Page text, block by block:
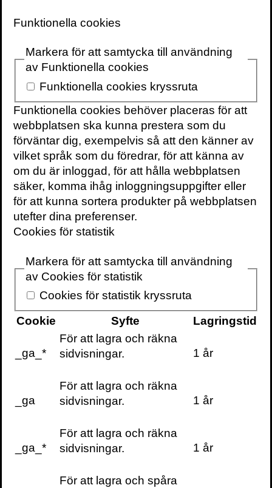
”… for his keenly observed, insightful, and
lives of animals, which highlights the
bounty we share (and don’t share) with
other species—both emotionally and
psychologically. His lifelong study of
primates, in the wild and in zoos, has led
him to insights that are scientifically
rigorous and not anthropomorphic, yet
easy to understand in profoundly human
terms. His elegantly written
memoir,Mama’s Last Hug, is a book that
reminds us that while our homo sapien life
may seem very different from that of other
animals, we inhabit a kingdom of
2-3 april besöker de Waal Stockholm där
han bl a kommer att föreläsa både på
Medborgarskolanoch Karolinska institutet.
Volante
Funktionella cookies
Markera för att samtycka till användning
av Funktionella cookies
Funktionella cookies kryssruta
Funktionella cookies behöver placeras för att
webbplatsen ska kunna prestera som du
förväntar dig, exempelvis så att den känner av
vilket språk som du föredrar, för att känna av
om du är inloggad, för att hålla webbplatsen
säker, komma ihåg inloggningsuppgifter eller
för att kunna sortera produkter på webbplatsen
utefter dina preferenser.
Cookies för statistik
Markera för att samtycka till användning
av Cookies för statistik
Cookies för statistik kryssruta
Cookie
Syfte Lagringstid
_ga_*
För att lagra och räkna
sidvisningar.
1 år
_ga
För att lagra och räkna
sidvisningar.
1 år
_ga_*
För att lagra och räkna
sidvisningar.
1 år
För att lagra och spåra